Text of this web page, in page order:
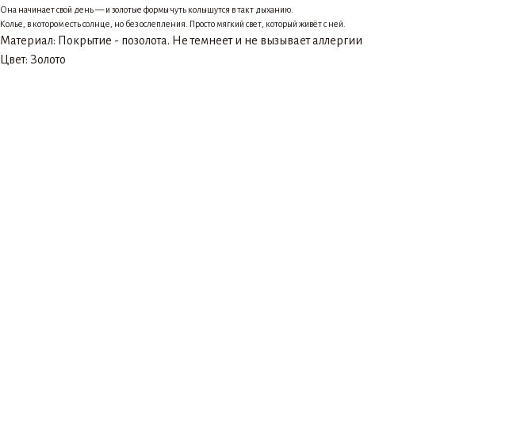
Она начинает свой день — и золотые формы чуть колышутся в такт дыханию.
Колье, в котором есть солнце, но без ослепления. Просто мягкий свет, который живёт с ней.
Материал: Покрытие - позолота. Не темнеет и не вызывает аллергии
Цвет: Золото